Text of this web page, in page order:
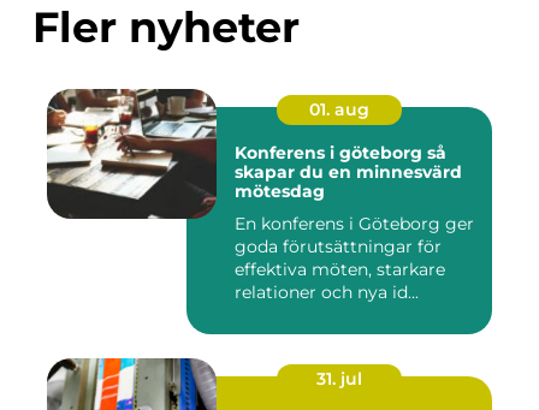
Fler nyheter
01. aug
Konferens i göteborg så
skapar du en minnesvärd
mötesdag
En konferens i Göteborg ger
goda förutsättningar för
effektiva möten, starkare
relationer och nya id...
31. jul